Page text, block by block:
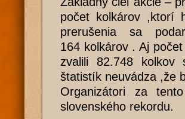
počet kolkárov ,ktorí
prerušenia sa
164 kolkárov . Aj
zvalili 82.748
štatistík neuvádza ,že
Organizátori za
slovenského rekordu.